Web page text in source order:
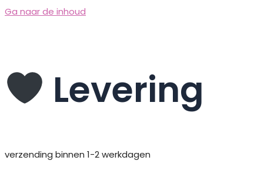
Ga naar de inhoud
Levering
verzending binnen 1-2 werkdagen